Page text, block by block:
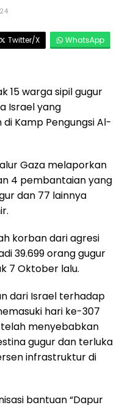
Twitter/X
WhatsApp
15 warga sipil gugur
Israel yang
Kamp Pengungsi Al-
Gaza melaporkan
4 pembantaian yang
dan 77 lainnya
korban dari agresi
39.699 orang gugur
7 Oktober lalu.
dari Israel terhadap
hari ke-307
menyebabkan
gugur dan terluka
infrastruktur di
bantuan “Dapur